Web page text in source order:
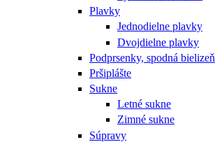
Plavky
Jednodielne plavky
Dvojdielne plavky
Podprsenky, spodná bielizeň
Pršiplášte
Sukne
Letné sukne
Zimné sukne
Súpravy